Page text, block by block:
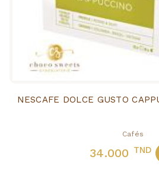
NESCAFE DOLCE GUSTO
Cafés
34.000 TND